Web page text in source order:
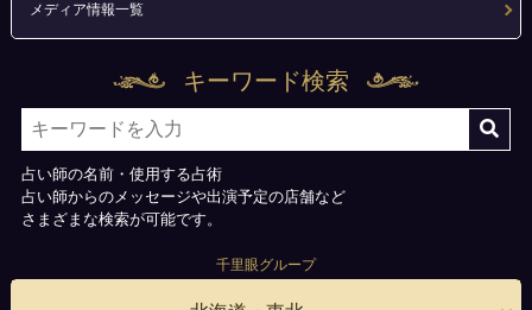
メディア情報一覧
キーワード検索
占い師の名前・使用する占術
占い師からのメッセージや出演予定の店舗など
さまざまな検索が可能です。
千里眼グループ